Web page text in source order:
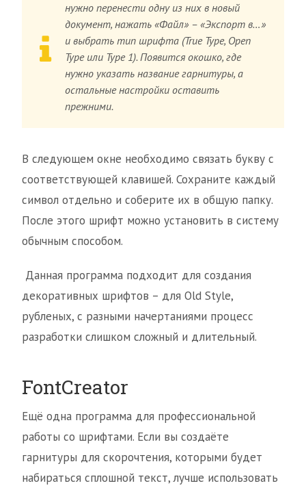
нужно перенести одну из них в новый
документ, нажать «Файл» – «Экспорт в…»
и выбрать тип шрифта (True Type, Open
Type или Type 1). Появится окошко, где
нужно указать название гарнитуры, а
остальные настройки оставить
прежними.
В следующем окне необходимо связать букву с
соответствующей клавишей. Сохраните каждый
символ отдельно и соберите их в общую папку.
После этого шрифт можно установить в систему
обычным способом.
Данная программа подходит для создания
декоративных шрифтов – для Old Style,
рубленых, с разными начертаниями процесс
разработки слишком сложный и длительный.
FontCreator
Ещё одна программа для профессиональной
работы со шрифтами. Если вы создаёте
гарнитуры для скорочтения, которыми будет
набираться сплошной текст, лучше использовать